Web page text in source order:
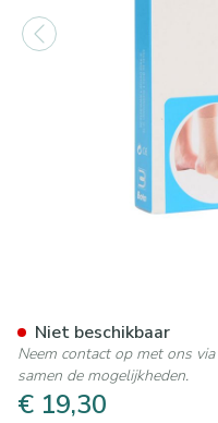
€ 19,30
Niet beschikbaar
Neem contact op met ons
samen de mogelijkheden.